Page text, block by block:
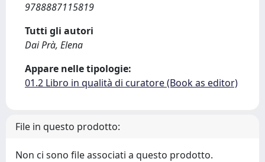
9788887115819
Tutti gli autori
Dai Prà, Elena
Appare nelle tipologie:
01.2 Libro in qualità di curatore (Book as editor)
File in questo prodotto:
Non ci sono file associati a questo prodotto.